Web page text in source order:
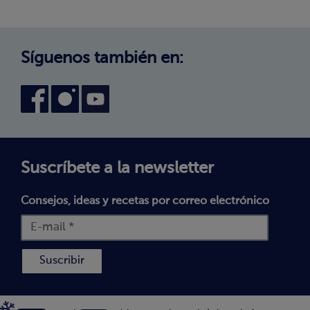
Declaración de accesibilidad
Política de Cookies
Términos y Condiciones
Síguenos también en:
Suscríbete a la newsletter
Consejos, ideas y recetas por correo electrónico
Suscribir